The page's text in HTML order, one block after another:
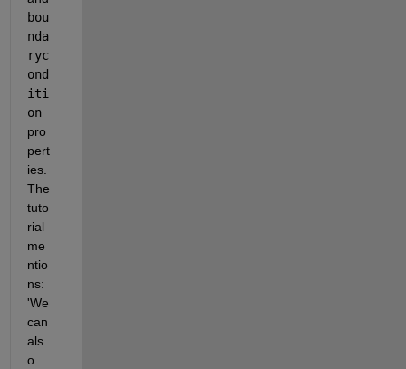
bou
nda
ryc
ond
iti
on
pro
pert
ies.
The
tuto
rial
me
ntio
ns:
'We
can
als
o